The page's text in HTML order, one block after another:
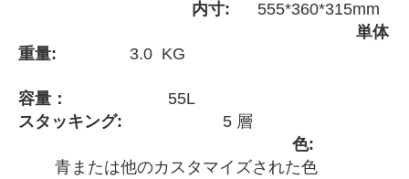
内寸:
555*360*315mm
単体
重量:
3.0 KG
容量：
55L
スタッキング:
5 層
色:
青または他のカスタマイズされた色